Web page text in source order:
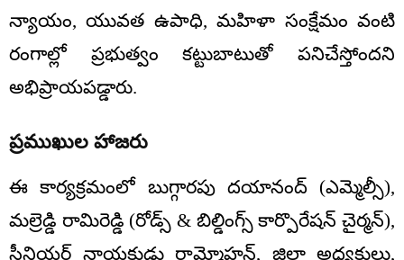
న్యాయం, యువత ఉపాధి, మహిళా సంక్షేమం వంటి
రంగాల్లో ప్రభుత్వం కట్టుబాటుతో పనిచేస్తోందని
అభిప్రాయపడ్డారు.
ప్రముఖుల హాజరు
ఈ కార్యక్రమంలో బుగ్గారపు దయానంద్ (ఎమ్మెల్సీ),
మల్రెడ్డి రామిరెడ్డి (రోడ్స్ & బిల్డింగ్స్ కార్పొరేషన్ చైర్మన్),
సీనియర్ నాయకుడు రామ్మోహన్, జిల్లా అధ్యక్షులు,